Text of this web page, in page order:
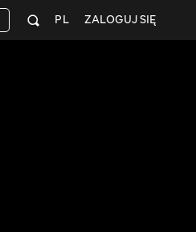
ZALOGUJ SIĘ
PL